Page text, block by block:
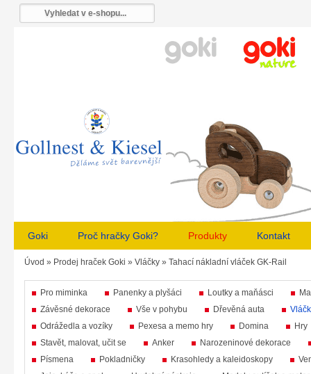
Goki Proč hračky Goki? Produkty Kontakt
Úvod » Prodej hraček Goki » Vláčky » Tahací nákladní vláček GK-Rail
Pro miminka Panenky a plyšáci Loutky a maňásci
Závěsné dekorace
Vše v pohybu Dřevěná auta
Odrážedla a vozíky
Pexesa a memo hry Domina
Hry
Stavět, malovat, učit se
Anker
Narozeninové dekorace
Písmena
Pokladničky Krasohledy a kaleidoskopy